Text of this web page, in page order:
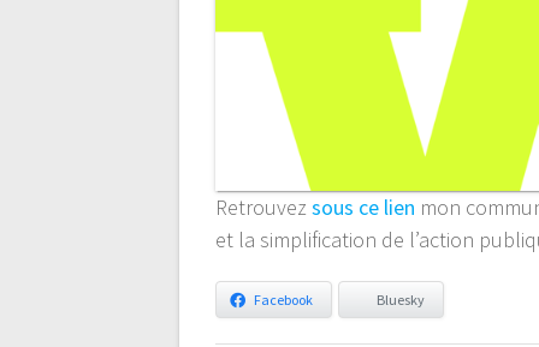
Retrouvezsous ce lien mon
et la simplification de l’action
Facebook Bluesky